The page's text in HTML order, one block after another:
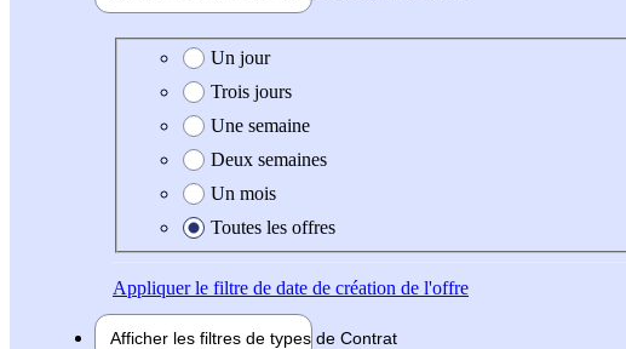
Date de création de l'offre
Un jour
Trois jours
Une semaine
Deux semaines
Un mois
Toutes les offres
Appliquerle filtre de date de création de l'offre
Afficher les filtres de types de Contrat